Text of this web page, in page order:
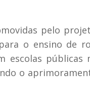
pelo
o ensino de
escolas públicas
o